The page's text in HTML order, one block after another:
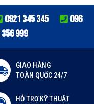
0921 345 345
096
999
GIAO HÀNG
TOÀN QUỐC 24/7
HỖ TRỢ KỸ THUẬT